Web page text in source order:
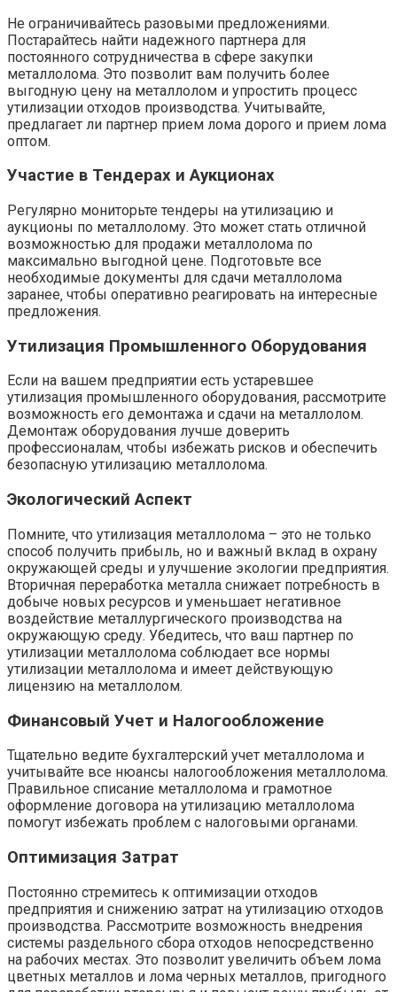
Не ограничивайтесь разовыми предложениями.
Постарайтесь найти надежного партнера для
постоянного сотрудничества в сфере закупки
металлолома. Это позволит вам получить более
выгодную цену на металлолом и упростить процесс
утилизации отходов производства. Учитывайте‚
предлагает ли партнер прием лома дорого и прием лома
оптом.
Участие в Тендерах и Аукционах
Регулярно мониторьте тендеры на утилизацию и
аукционы по металлолому. Это может стать отличной
возможностью для продажи металлолома по
максимально выгодной цене. Подготовьте все
необходимые документы для сдачи металлолома
заранее‚ чтобы оперативно реагировать на интересные
предложения.
Утилизация Промышленного Оборудования
Если на вашем предприятии есть устаревшее
утилизация промышленного оборудования‚ рассмотрите
возможность его демонтажа и сдачи на металлолом.
Демонтаж оборудования лучше доверить
профессионалам‚ чтобы избежать рисков и обеспечить
безопасную утилизацию металлолома.
Экологический Аспект
Помните‚ что утилизация металлолома – это не только
способ получить прибыль‚ но и важный вклад в охрану
окружающей среды и улучшение экологии предприятия.
Вторичная переработка металла снижает потребность в
добыче новых ресурсов и уменьшает негативное
воздействие металлургического производства на
окружающую среду. Убедитесь‚ что ваш партнер по
утилизации металлолома соблюдает все нормы
утилизации металлолома и имеет действующую
лицензию на металлолом.
Финансовый Учет и Налогообложение
Тщательно ведите бухгалтерский учет металлолома и
учитывайте все нюансы налогообложения металлолома.
Правильное списание металлолома и грамотное
оформление договора на утилизацию металлолома
помогут избежать проблем с налоговыми органами.
Оптимизация Затрат
Постоянно стремитесь к оптимизации отходов
предприятия и снижению затрат на утилизацию отходов
производства. Рассмотрите возможность внедрения
системы раздельного сбора отходов непосредственно
на рабочих местах. Это позволит увеличить объем лома
цветных металлов и лома черных металлов‚ пригодного